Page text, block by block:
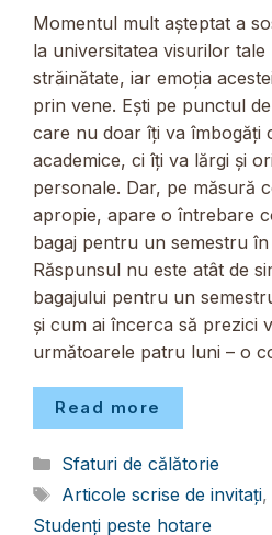
Momentul mult așteptat a
la universitatea visurilor
străinătate, iar emoția
prin vene. Ești pe punctul
care nu doar îți va îmbogăți
academice, ci îți va lărgi și
personale. Dar, pe măsură
apropie, apare o întrebare
bagaj pentru un semestru
Răspunsul nu este atât de
bagajului pentru un
și cum ai încerca să prezici
următoarele patru luni – o
Read more
Categorii
Sfaturi de călătorie
Etichete
Articole scrise de invitați,
Studenți peste hotare